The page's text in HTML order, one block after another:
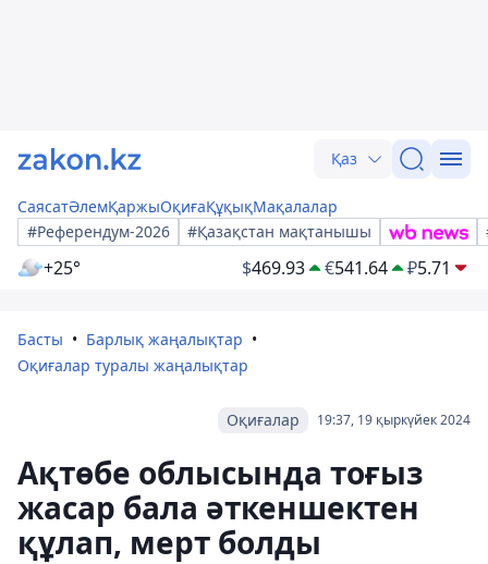
Қаз
СаясатӘлемҚаржыОқиғаҚұқықМақалалар
#Референдум-2026
#Қазақстан мақтанышы
+25° $469.93 €541.64 ₽5.71
Басты
Барлық жаңалықтар
Оқиғалар туралы жаңалықтар
19:37, 19 қыркүйек 2024
Оқиғалар
Ақтөбе облысында тоғыз
жасар бала әткеншектен
құлап, мерт болды